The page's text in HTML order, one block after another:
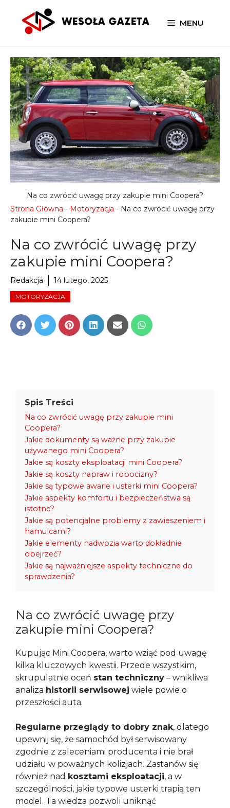
MENU
Strona Główna - Motoryzacja - Na co zwrócić uwagę przy
zakupie mini Coopera?
Na co zwrócić uwagę przy
zakupie mini Coopera?
Redakcja 14 lutego, 2025
MOTORYZACJA
Share
on
Share
on
Share
on
Share
on
Share
on
Share
on
Na co zwrócić uwagę przy zakupie mini Coopera?
Spis Treści
Na co zwrócić uwagę przy zakupie mini
Coopera?
Jakie dokumenty są ważne przy zakupie
używanego mini Coopera?
Jakie są koszty eksploatacji mini Coopera?
Jakie są koszty napraw i robocizny?
Jakie są typowe awarie i usterki mini Coopera?
Jakie aspekty komfortu i bezpieczeństwa są
istotne?
Jakie są potencjalne problemy z zawieszeniem i
hamulcami?
Jakie elementy nadwozia warto dokładnie
obejrzeć?
Jakie są najważniejsze aspekty techniczne do
sprawdzenia?
Na co zwrócić uwagę przy
zakupie mini Coopera?
Kupując Mini Coopera, warto wziąć pod uwagę
kilka kluczowych kwestii. Przede wszystkim,
skrupulatnie oceń stan techniczny – wnikliwa
analiza historii serwisowej wiele powie o
przeszłości auta.
Regularne przeglądy to dobry znak, dlatego
upewnij się, że samochód był serwisowany
zgodnie z zaleceniami producenta i nie brał
udziału w poważnych kolizjach. Zastanów się
również nad kosztami eksploatacji, a w
szczególności, jakie typowe usterki trapią ten
model. Ta wiedza pozwoli uniknąć